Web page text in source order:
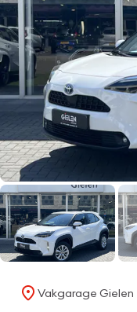
Vakgarage Gielen